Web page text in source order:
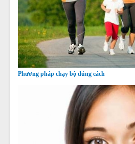
Phương pháp chạy bộ đúng cách